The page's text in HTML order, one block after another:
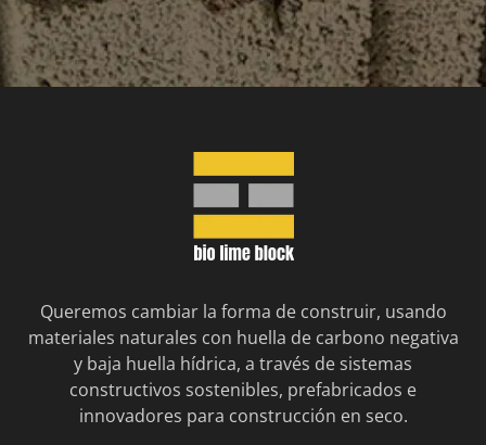
Queremos cambiar la forma de construir, usando
materiales naturales con huella de carbono negativa
y baja huella hídrica, a través de sistemas
constructivos sostenibles, prefabricados e
innovadores para construcción en seco.